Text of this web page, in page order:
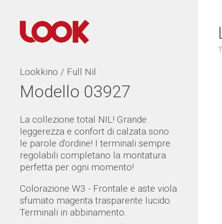
Lookkino / Full Nil
Modello 03927
La collezione total NIL! Grande
leggerezza e confort di calzata sono
le parole d'ordine! I terminali sempre
regolabili completano la montatura
perfetta per ogni momento!
Colorazione W3 - Frontale e aste viola
sfumato magenta trasparente lucido.
Terminali in abbinamento.